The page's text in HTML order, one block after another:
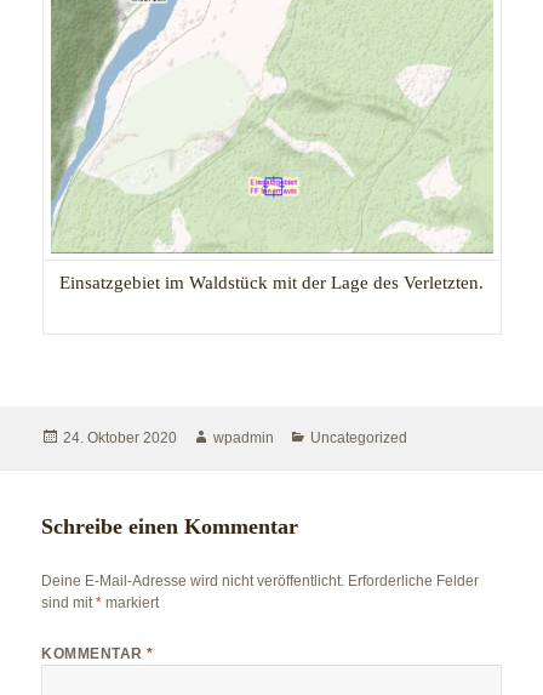
Einsatzgebiet im Waldstück mit der Lage des Verletzten.
Veröffentlicht
24. Oktober 2020 Autor
wpadmin Kategorien
Uncategorized
Schreibe einen Kommentar
Deine E-Mail-Adresse wird nicht veröffentlicht. Erforderliche Felder
sind mit* markiert
KOMMENTAR*